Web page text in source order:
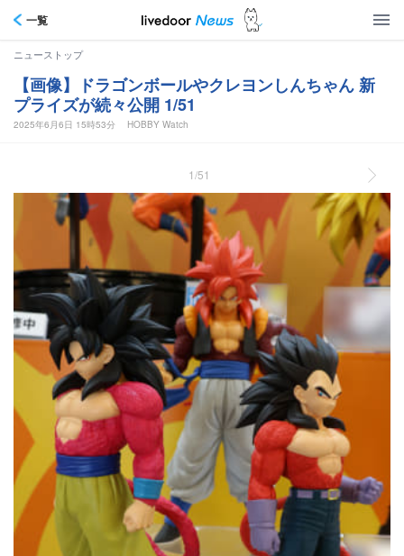
一覧
ニューストップ
【画像】ドラゴンボールやクレヨンしんちゃん 新
プライズが続々公開 1/51
2025年6月6日 15時53分 HOBBY Watch
1/51